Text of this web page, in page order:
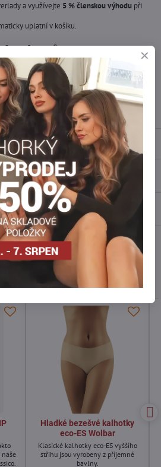
a využívejte 5 % členskou výhodu při
uplatní v košíku.
kusů ?
pro Vás doskladníme!
PinterestReddit WhatsApp
Hladké bezešvé kalhotky
eco-ES Wolbar
Klasické kalhotky eco-ES vyššího
střihu jsou vyrobeny z příjemné
bavlny.